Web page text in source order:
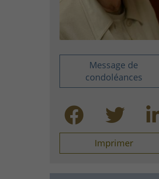
Message de
condoléances
Imprimer